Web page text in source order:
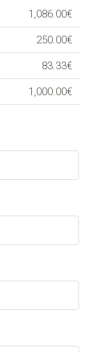
1,086.00€
250.00€
83.33€
1,000.00€